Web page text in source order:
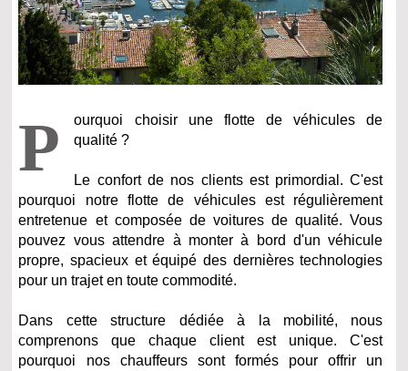
P
ourquoi choisir une flotte de véhicules de
qualité ?
Le confort de nos clients est primordial. C'est
pourquoi notre flotte de véhicules est régulièrement
entretenue et composée de voitures de qualité. Vous
pouvez vous attendre à monter à bord d'un véhicule
propre, spacieux et équipé des dernières technologies
pour un trajet en toute commodité.
Dans cette structure dédiée à la mobilité, nous
comprenons que chaque client est unique. C'est
pourquoi nos chauffeurs sont formés pour offrir un